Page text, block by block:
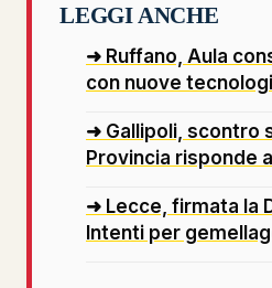
LEGGI ANCHE
➜ Ruffano, Aula
con nuove
➜ Gallipoli, scontro
Provincia risponde
➜ Lecce, firmata la
Intenti per